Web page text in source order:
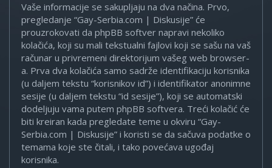
Vaše informacije se sakupljaju na dva načina. Prvo,
pregledanje “Gay-Serbia.com | Diskusije” će
prouzrokovati da phpBB softver napravi nekoliko
kolačića, koji su mali tekstualni fajlovi koji se sašu na vaš
računar u privremeni direktorijum vašeg web browser-
a. Prva dva kolačića samo sadrže identifikaciju korisnika
(u daljem tekstu “korisnikov id”) i identifikator anonimne
sesije (u daljem tekstu “id sesije”), koji se automatski
dodeljuju vama putem phpBB softvera. Treći kolačić će
biti kreiran kada pregledate teme u okviru “Gay-
Serbia.com | Diskusije” i koristi se da sačuva podatke o
temama koje ste čitali, i tako povećava ugođaj
korisnika.